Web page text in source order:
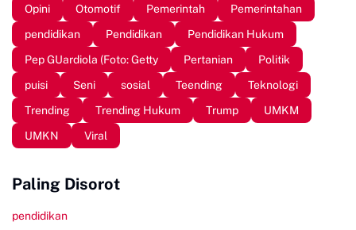
Opini
Otomotif Pemerintah
Pemerintahan
pendidikan
Pendidikan
Pendidikan Hukum
Pep GUardiola (Foto: Getty
Pertanian
Politik
puisi
Seni sosial Teending
Teknologi
Trending
Trending Hukum Trump
UMKM
UMKN
Viral
Paling Disorot
pendidikan